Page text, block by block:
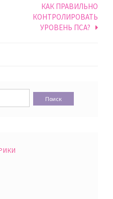
КАК ПРАВИЛЬНО
КОНТРОЛИРОВАТЬ
УРОВЕНЬ ПСА?